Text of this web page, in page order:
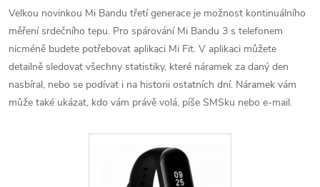
Velkou novinkou Mi Bandu třetí generace je možnost kontinuálního
měření srdečního tepu. Pro spárování Mi Bandu 3 s telefonem
nicméně budete potřebovat aplikaci Mi Fit. V aplikaci můžete
detailně sledovat všechny statistiky, které náramek za daný den
nasbíral, nebo se podívat i na historii ostatních dní. Náramek vám
může také ukázat, kdo vám právě volá, píše SMSku nebo e-mail.